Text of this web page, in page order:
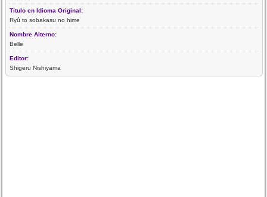
Título en Idioma Original:
Ryû to sobakasu no hime
Nombre Alterno:
Belle
Editor:
Shigeru Nishiyama